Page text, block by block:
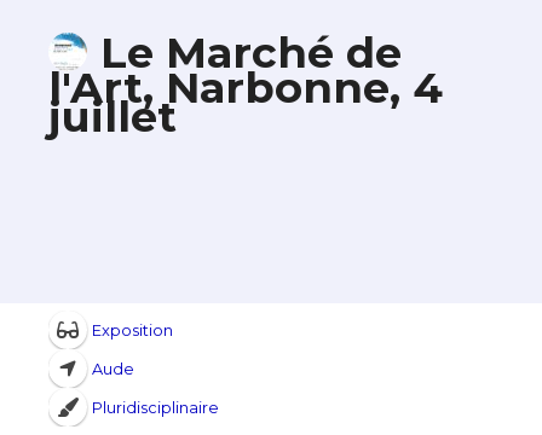
Le Marché de
l'Art, Narbonne, 4
juillet
Exposition
Aude
Pluridisciplinaire